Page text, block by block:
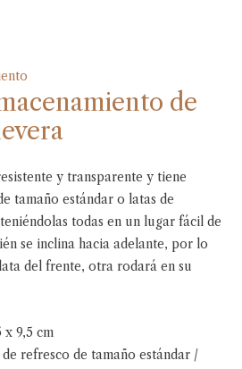
de
y transparente y tiene
tamaño estándar o latas de
todas en un lugar fácil de
se inclina hacia adelante, por lo
del frente, otra rodará en su
x 9,5 cm
de refresco de tamaño estándar /